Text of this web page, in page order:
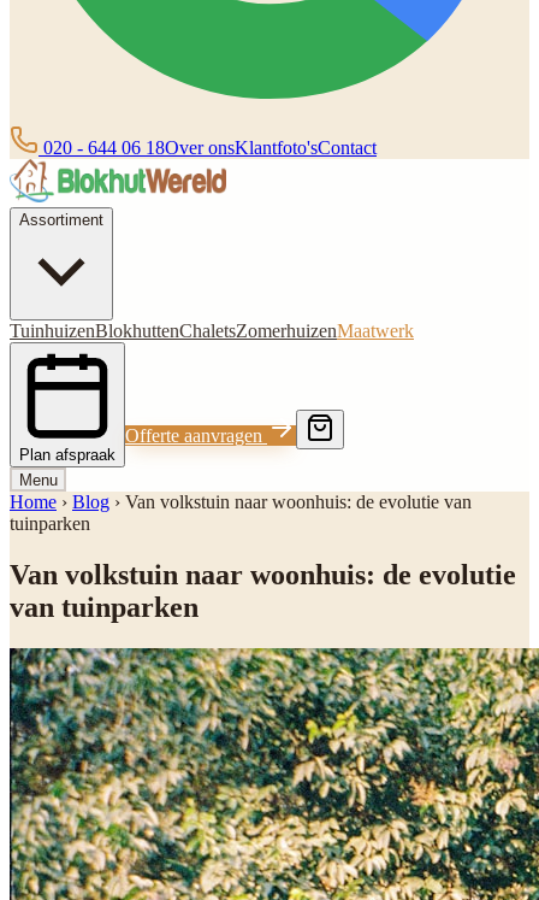
020 - 644 06 18Over onsKlantfoto'sContact
Assortiment
TuinhuizenBlokhuttenChaletsZomerhuizenMaatwerk
Plan afspraak
Offerte aanvragen
Menu
Home › Blog › Van volkstuin naar woonhuis: de evolutie van
tuinparken
Van volkstuin naar woonhuis: de evolutie
van tuinparken